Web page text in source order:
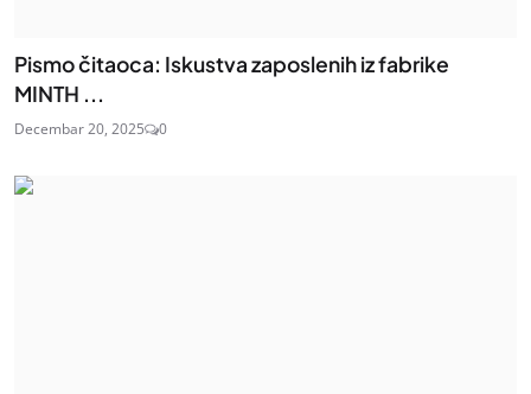
Pismo čitaoca: Iskustva zaposlenih iz fabrike
MINTH ...
Decembar 20, 2025 0